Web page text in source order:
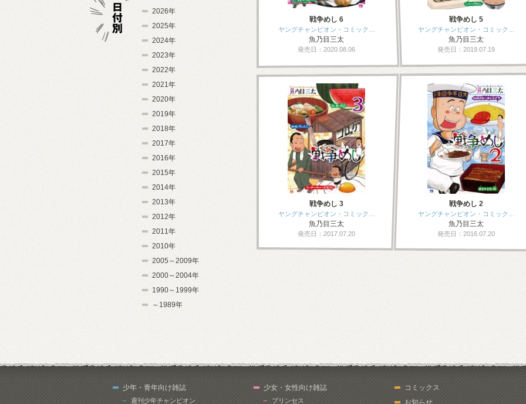
戦争めし 6
ヤングチャンピオン・コミック…
魚乃目三太
発売日：2020.08.06
戦争めし 5
ヤングチャンピオン・コミック…
魚乃目三太
発売日：2019.07.19
戦争めし 3
ヤングチャンピオン・コミック…
魚乃目三太
発売日：2017.07.20
戦争めし 2
ヤングチャンピオン・コミック…
魚乃目三太
発売日：2016.07.20
2026年
2025年
2024年
2023年
2022年
2021年
2020年
2019年
2018年
2017年
2016年
2015年
2014年
2013年
2012年
2011年
2010年
2005～2009年
2000～2004年
1990～1999年
～1989年
少年・青年向け雑誌
週刊少年チャンピオン
少女・女性向け雑誌
プリンセス
コミックス
お知らせ